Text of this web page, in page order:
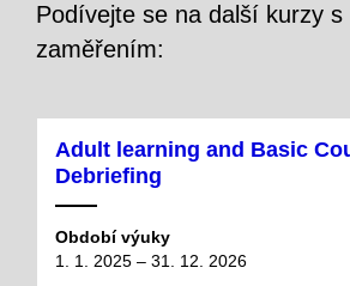
Podívejte se na další kurzy s
zaměřením:
Adult learning and Basic
Debriefing
Období výuky
1. 1. 2025 – 31. 12. 2026